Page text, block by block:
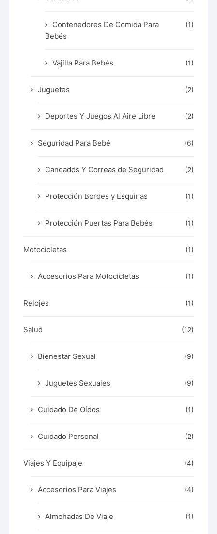
Contenedores De Comida Para
Bebés
(1)
Vajilla Para Bebés (1)
Juguetes (2)
Deportes Y Juegos Al Aire Libre (2)
Seguridad Para Bebé (6)
Candados Y Correas de Seguridad (2)
Protección Bordes y Esquinas (1)
Protección Puertas Para Bebés (1)
Motocicletas (1)
Accesorios Para Motocicletas (1)
Relojes (1)
Salud (12)
Bienestar Sexual (9)
Juguetes Sexuales (9)
Cuidado De Oídos (1)
Cuidado Personal (2)
Viajes Y Equipaje (4)
Accesorios Para Viajes (4)
Almohadas De Viaje (1)